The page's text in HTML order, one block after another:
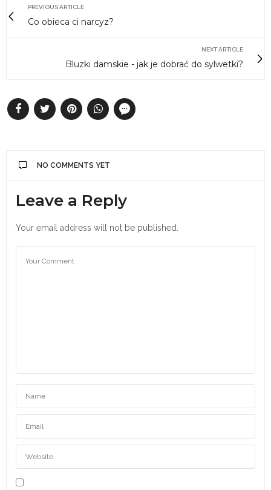
PREVIOUS ARTICLE
Co obieca ci narcyz?
NEXT ARTICLE
Bluzki damskie - jak je dobrać do sylwetki?
NO COMMENTS YET
Leave a Reply
Your email address will not be published.